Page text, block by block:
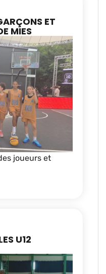
ET
MIES
joueurs et
U12